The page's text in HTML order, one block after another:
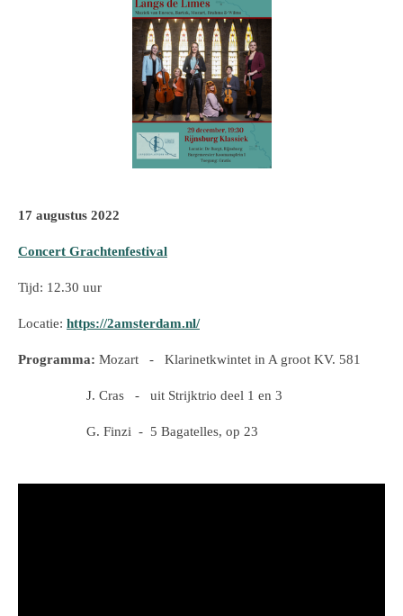
17 augustus 2022
Concert Grachtenfestival
Tijd: 12.30 uur
Locatie: https://2amsterdam.nl/
Programma: Mozart - Klarinetkwintet in A groot KV. 581
J. Cras - uit Strijktrio deel 1 en 3
G. Finzi - 5 Bagatelles, op 23